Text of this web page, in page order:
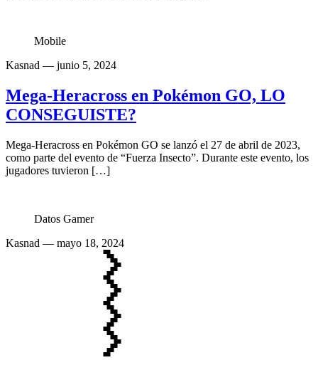
Mobile
Kasnad — junio 5, 2024
Mega-Heracross en Pokémon GO, LO
CONSEGUISTE?
Mega-Heracross en Pokémon GO se lanzó el 27 de abril de 2023,
como parte del evento de “Fuerza Insecto”. Durante este evento, los
jugadores tuvieron […]
Datos Gamer
Kasnad — mayo 18, 2024